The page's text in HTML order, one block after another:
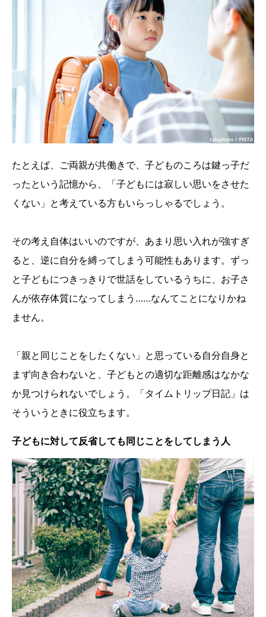
たとえば、ご両親が共働きで、子どものころは鍵っ子だ
ったという記憶から、「子どもには寂しい思いをさせた
くない」と考えている方もいらっしゃるでしょう。
その考え自体はいいのですが、あまり思い入れが強すぎ
ると、逆に自分を縛ってしまう可能性もあります。ずっ
と子どもにつきっきりで世話をしているうちに、お子さ
んが依存体質になってしまう……なんてことになりかね
ません。
「親と同じことをしたくない」と思っている自分自身と
まず向き合わないと、子どもとの適切な距離感はなかな
か見つけられないでしょう。「タイムトリップ日記」は
そういうときに役立ちます。
子どもに対して反省しても同じことをしてしまう人